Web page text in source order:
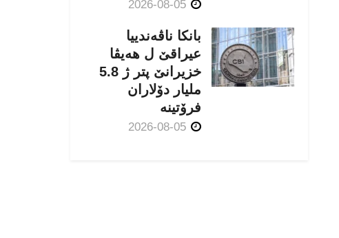
بانکا ناڤەندییا
عیراقێ ل هەیڤا
خزیرانێ پتر ژ 5.8
ملیار دۆلاران
فرۆتینە